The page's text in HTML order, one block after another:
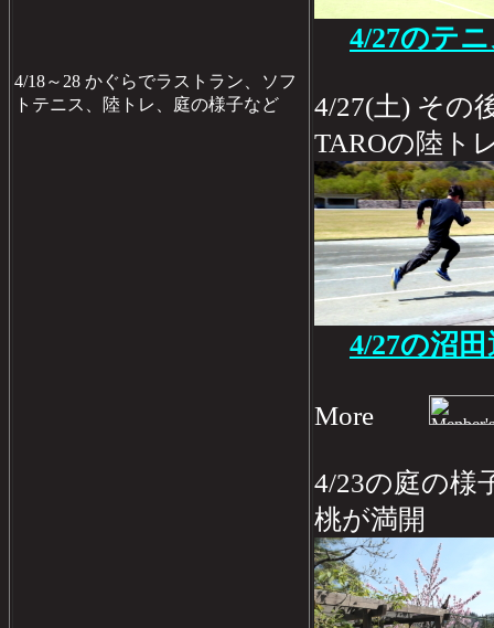
4/18～28 かぐらでラストラン、ソフ
トテニス、陸トレ、庭の様子など
4/27のテ
4/27(土) その
TAROの陸ト
4/27の沼
More
4/23の庭の様
桃が満開